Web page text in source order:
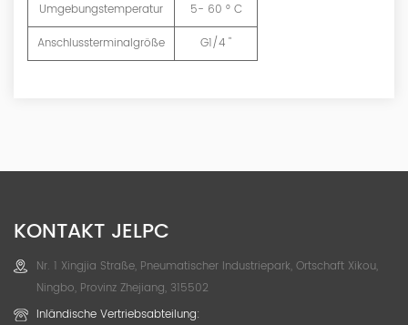
Umgebungstemperatur
5- 60 ° C
Anschlussterminalgröße
G1/4 "
KONTAKT JELPC
Nr. 1 Xingjia Straße, Pneumatischer Industriepark, Ortschaft Xikou,
Ningbo, Provinz Zhejiang, 315502
Inländische Vertriebsabteilung: